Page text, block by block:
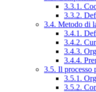
3.3.1.
3.3.2.
3.4. Metodo di
3.4.1.
3.4.2.
3.4.3.
3.4.4.
3.5. Il processo
3.5.1.
3.5.2.